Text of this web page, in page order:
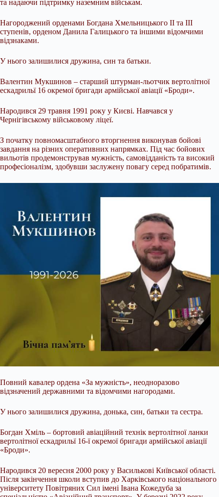
та надаючи підтримку наземним військам.
Нагороджений орденами Богдана Хмельницького II та III
ступенів, орденом Данила Галицького та іншими відомчими
відзнаками.
У нього залишилися дружина, син та батьки.
Валентин Мукшинов – старший штурман-льотчик вертолітної
ескадрильї 16 окремої бригади армійської авіації «Броди».
Народився 29 травня 1991 року у Києві. Навчався у
Чернігівському військовому ліцеї.
З початку повномасштабного вторгнення виконував бойові
завдання на різних оперативних напрямках. Під час бойових
вильотів продемонстрував мужність, самовідданість та високий
професіоналізм, здобувши заслужену повагу серед побратимів.
Повний кавалер ордена «За мужність», неодноразово
відзначений державними та відомчими нагородами.
У нього залишилися дружина, донька, син, батьки та сестра.
Богдан Хміль – бортовий авіаційний технік вертолітної ланки
вертолітної ескадрильї 16-ї окремої бригади армійської авіації
«Броди».
Народився 20 вересня 2000 року у Василькові Київської області.
Після закінчення школи вступив до Харківського національного
університету Повітряних Сил імені Івана Кожедуба за